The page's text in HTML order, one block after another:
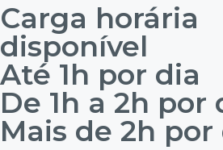
Carga horária
disponível
Até 1h por dia
De 1h a 2h por
Mais de 2h por